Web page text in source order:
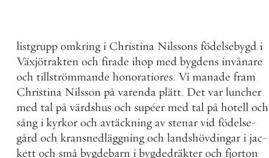
listgrupp omkring i Christina Nilssons födelsebygd i
Växjötrakten och firade ihop med bygdens invånare
och tillströmmande honoratiores. Vi manade fram
Christina Nilsson på varenda plätt. Det var luncher
med tal på värdshus och supéer med tal på hotell och
sång i kyrkor och avtäckning av stenar vid födelse-
gård och kransnedläggning och landshövdingar i jac-
kett och små bygdebarn i bygdedräkter och fjorton